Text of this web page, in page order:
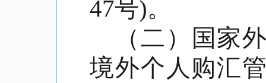
47号)。
（二）国家
境外个人购汇